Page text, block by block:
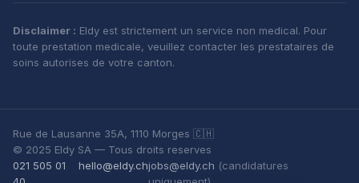
Disclaimer : Eldy est strictement un service non medical. Pour
toute prestation medicale, veuillez contacter les prestataires de
soins autorises de votre canton.
Rue de Lausanne 35A, 1110 Morges 🇨🇭
© 2025 Eldy SA — Tous droits reserves
021 505 01
hello@eldy.chjobs@eldy.ch (candidatures